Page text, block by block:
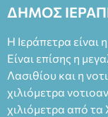
Φεδερίκο.
άνω των 65
Πλαστήρα), E&G
και στο
(Είσοδος ΕΠΑ.Λ.)
ΘΕΑΤΡΙΚΕΣ
ΔΗΜΟΣ
Η Ιεράπετρα είναι
Είναι επίσης η
Λασιθίου και η
χιλιόμετρα
χιλιόμετρα από τα